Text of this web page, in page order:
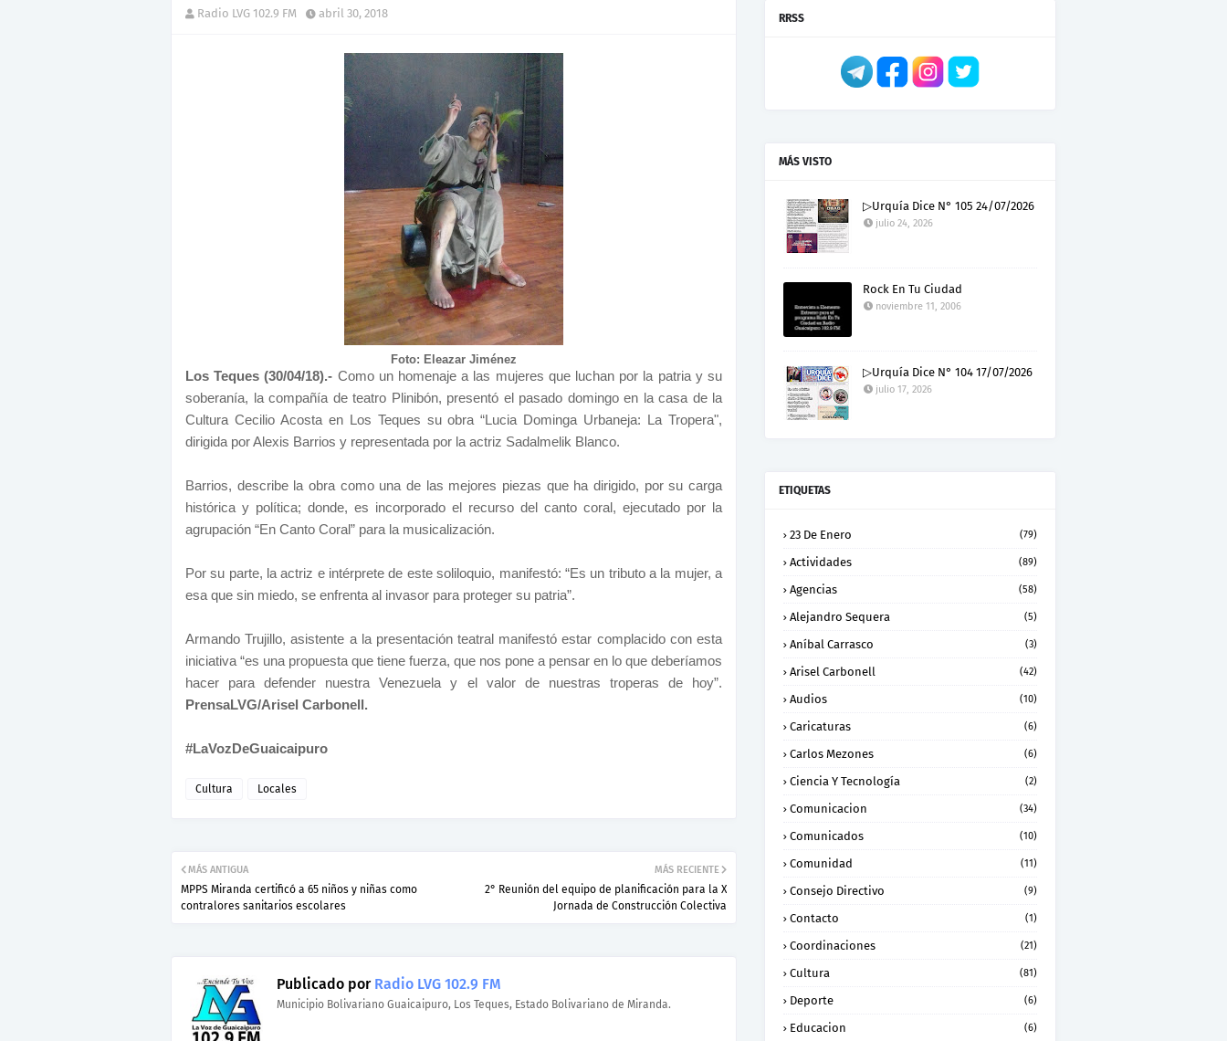
Radio LVG 102.9 FM abril 30, 2018
Foto: Eleazar Jiménez
Los Teques (30/04/18).- Como un homenaje a las mujeres que luchan por la patria y su
soberanía, la compañía de teatro Plinibón, presentó el pasado domingo en la casa de la
Cultura Cecilio Acosta en Los Teques su obra “Lucia Dominga Urbaneja: La Tropera",
dirigida por Alexis Barrios y representada por la actriz Sadalmelik Blanco.
Barrios, describe la obra como una de las mejores piezas que ha dirigido, por su carga
histórica y política; donde, es incorporado el recurso del canto coral, ejecutado por la
agrupación “En Canto Coral” para la musicalización.
Por su parte, la actriz e intérprete de este soliloquio, manifestó: “Es un tributo a la mujer, a
esa que sin miedo, se enfrenta al invasor para proteger su patria”.
Armando Trujillo, asistente a la presentación teatral manifestó estar complacido con esta
iniciativa “es una propuesta que tiene fuerza, que nos pone a pensar en lo que deberíamos
hacer para defender nuestra Venezuela y el valor de nuestras troperas de hoy”.
PrensaLVG/Arisel Carbonell.
#LaVozDeGuaicaipuro
Cultura Locales
MÁS RECIENTE
2° Reunión del equipo de planificación para la X
Jornada de Construcción Colectiva
MÁS ANTIGUA
MPPS Miranda certificó a 65 niños y niñas como
contralores sanitarios escolares
Publicado porRadio LVG 102.9 FM
Municipio Bolivariano Guaicaipuro, Los Teques, Estado Bolivariano de Miranda.
RRSS
MÁS VISTO
▷Urquía Dice N° 105 24/07/2026
julio 24, 2026
Rock En Tu Ciudad
noviembre 11, 2006
▷Urquía Dice N° 104 17/07/2026
julio 17, 2026
ETIQUETAS
23 De Enero (79)
Actividades (89)
Agencias (58)
Alejandro Sequera (5)
Aníbal Carrasco (3)
Arisel Carbonell (42)
Audios (10)
Caricaturas (6)
Carlos Mezones (6)
Ciencia Y Tecnología (2)
Comunicacion (34)
Comunicados (10)
Comunidad (11)
Consejo Directivo (9)
Contacto (1)
Coordinaciones (21)
Cultura (81)
Deporte (6)
Educacion (6)